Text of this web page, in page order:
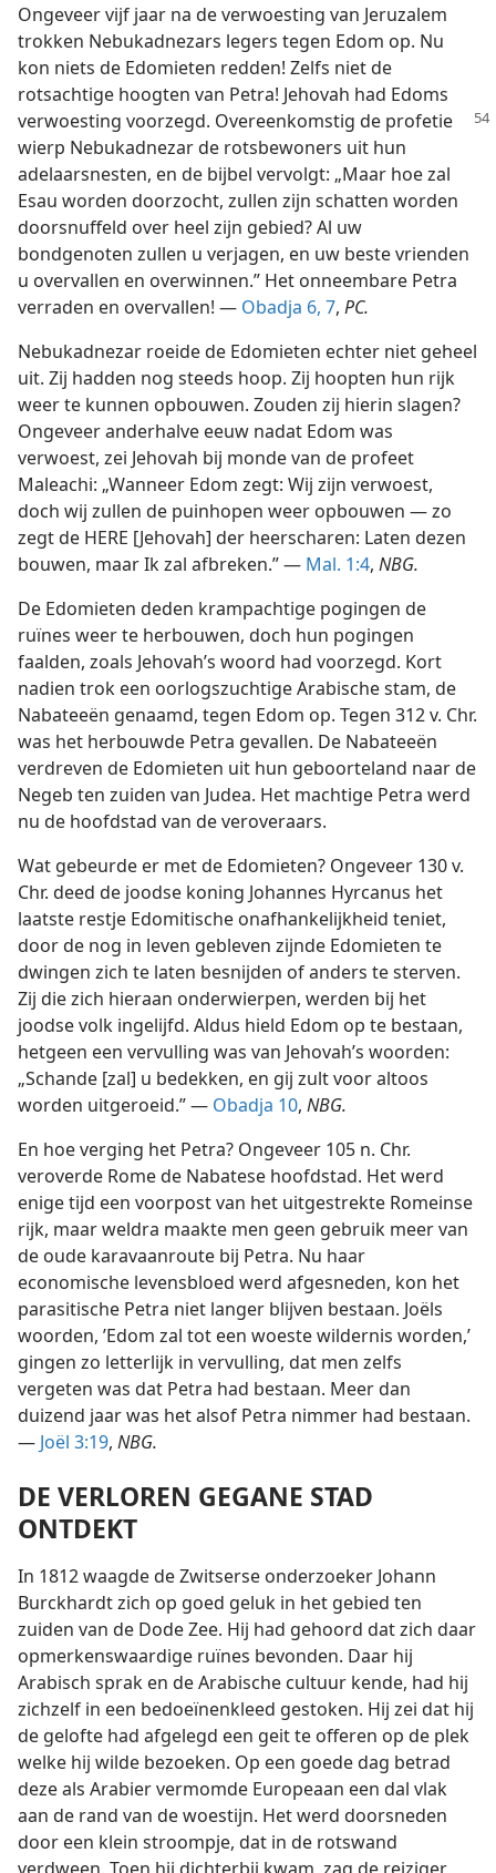
Ongeveer vijf jaar na de verwoesting van Jeruzalem
trokken Nebukadnezars legers tegen Edom op. Nu
kon niets de Edomieten redden! Zelfs niet de
rotsachtige hoogten van Petra! Jehovah had Edoms
verwoesting voorzegd. Overeenkomstig de profetie
wierp Nebukadnezar de rotsbewoners uit hun
adelaarsnesten, en de bijbel vervolgt: „Maar hoe zal
Esau worden doorzocht, zullen zijn schatten worden
doorsnuffeld over heel zijn gebied? Al uw
bondgenoten zullen u verjagen, en uw beste vrienden
u overvallen en overwinnen.” Het onneembare Petra
verraden en overvallen! — Obadja 6, 7, PC.
Nebukadnezar roeide de Edomieten echter niet geheel
uit. Zij hadden nog steeds hoop. Zij hoopten hun rijk
weer te kunnen opbouwen. Zouden zij hierin slagen?
Ongeveer anderhalve eeuw nadat Edom was
verwoest, zei Jehovah bij monde van de profeet
Maleachi: „Wanneer Edom zegt: Wij zijn verwoest,
doch wij zullen de puinhopen weer opbouwen — zo
zegt de HERE [Jehovah] der heerscharen: Laten dezen
bouwen, maar Ik zal afbreken.” — Mal. 1:4, NBG.
De Edomieten deden krampachtige pogingen de
ruïnes weer te herbouwen, doch hun pogingen
faalden, zoals Jehovah’s woord had voorzegd. Kort
nadien trok een oorlogszuchtige Arabische stam, de
Nabateeën genaamd, tegen Edom op. Tegen 312 v. Chr.
was het herbouwde Petra gevallen. De Nabateeën
verdreven de Edomieten uit hun geboorteland naar de
Negeb ten zuiden van Judea. Het machtige Petra werd
nu de hoofdstad van de veroveraars.
Wat gebeurde er met de Edomieten? Ongeveer 130 v.
Chr. deed de joodse koning Johannes Hyrcanus het
laatste restje Edomitische onafhankelijkheid teniet,
door de nog in leven gebleven zijnde Edomieten te
dwingen zich te laten besnijden of anders te sterven.
Zij die zich hieraan onderwierpen, werden bij het
joodse volk ingelijfd. Aldus hield Edom op te bestaan,
hetgeen een vervulling was van Jehovah’s woorden:
„Schande [zal] u bedekken, en gij zult voor altoos
worden uitgeroeid.” — Obadja 10, NBG.
En hoe verging het Petra? Ongeveer 105 n. Chr.
veroverde Rome de Nabatese hoofdstad. Het werd
enige tijd een voorpost van het uitgestrekte Romeinse
rijk, maar weldra maakte men geen gebruik meer van
de oude karavaanroute bij Petra. Nu haar
economische levensbloed werd afgesneden, kon het
parasitische Petra niet langer blijven bestaan. Joëls
woorden, ’Edom zal tot een woeste wildernis worden,’
gingen zo letterlijk in vervulling, dat men zelfs
vergeten was dat Petra had bestaan. Meer dan
duizend jaar was het alsof Petra nimmer had bestaan.
— Joël 3:19, NBG.
DE VERLOREN GEGANE STAD
ONTDEKT
In 1812 waagde de Zwitserse onderzoeker Johann
Burckhardt zich op goed geluk in het gebied ten
zuiden van de Dode Zee. Hij had gehoord dat zich daar
opmerkenswaardige ruïnes bevonden. Daar hij
Arabisch sprak en de Arabische cultuur kende, had hij
zichzelf in een bedoeïnenkleed gestoken. Hij zei dat hij
de gelofte had afgelegd een geit te offeren op de plek
welke hij wilde bezoeken. Op een goede dag betrad
deze als Arabier vermomde Europeaan een dal vlak
aan de rand van de woestijn. Het werd doorsneden
door een klein stroompje, dat in de rotswand